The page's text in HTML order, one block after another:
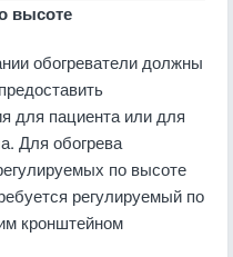
высоте
обогреватели должны
для пациента или для
Для обогрева
по высоте
регулируемый по
кронштейном